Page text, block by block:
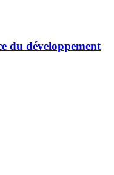
du développement